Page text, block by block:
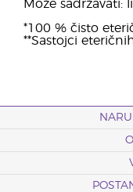
Može sadržavati:
*100 % čisto
**Sastojci